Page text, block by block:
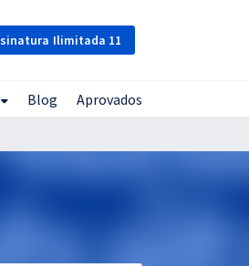
Ilimitada 11
Blog Aprovados